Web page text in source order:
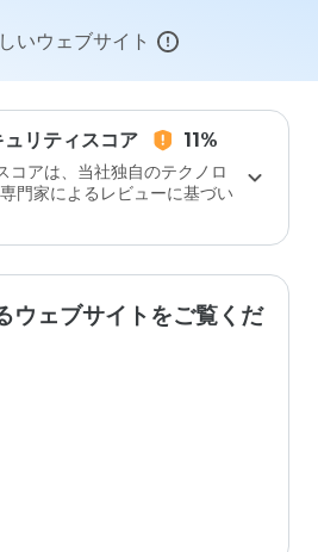
いウェブサイト
リティスコア 11%
コアは、当社独自のテクノロ
門家によるレビューに基づい
ウェブサイトをご覧くだ